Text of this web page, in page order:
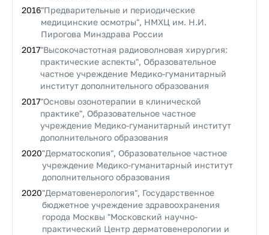
2016"Предварительные и периодические
медицинские осмотры", НМХЦ им. Н.И.
Пирогова Минздрава России
2017"Высокочастотная радиоволновая хирургия:
практические аспекты", Образовательное
частное учреждение Медико-гуманитарный
институт дополнительного образования
2017"Основы озонотерапии в клинической
практике", Образовательное частное
учреждение Медико-гуманитарный институт
дополнительного образования
2020"Дерматоскопия", Образовательное частное
учреждение Медико-гуманитарный институт
дополнительного образования
2020"Дерматовенерология", Государственное
бюджетное учреждение здравоохранения
города Москвы "Московский научно-
практический Центр дерматовенерологии и